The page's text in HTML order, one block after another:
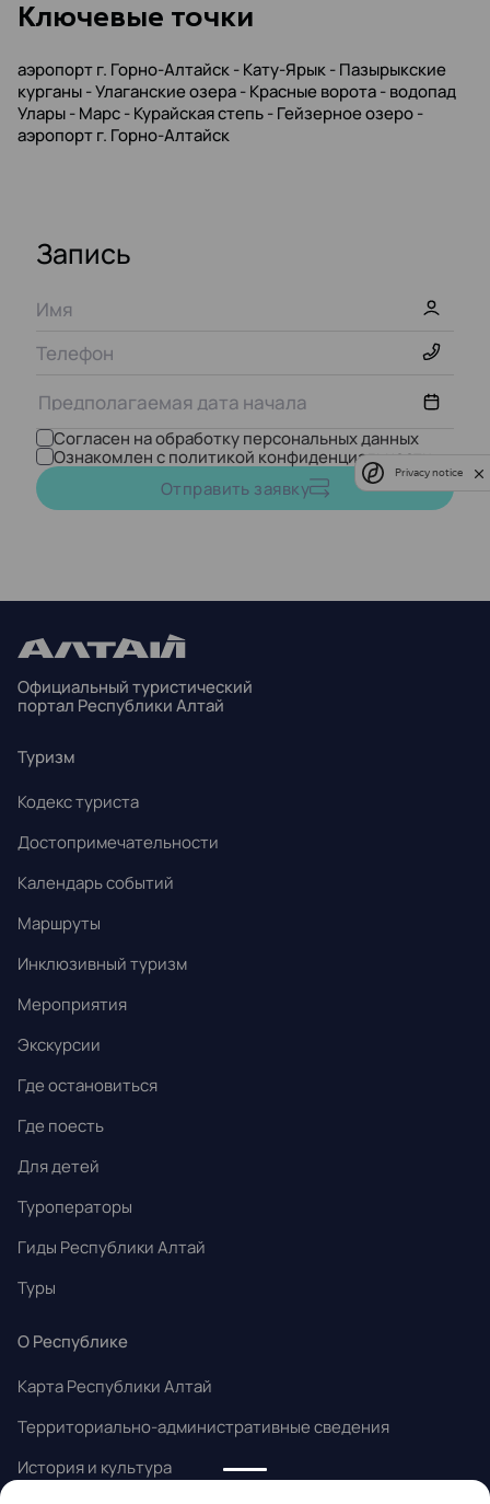
Kлючевые точки
аэропорт г. Горно-Алтайск - Кату-Ярык - Пазырыкские
курганы - Улаганские озера - Красные ворота - водопад
Улары - Марс - Курайская степь - Гейзерное озеро -
аэропорт г. Горно-Алтайск
Запись
Август, 2026
3 4
10 11 12 13
31 1 2
Согласен на обработку персональных данных
Ознакомлен с политикой конфиденциальности
Отправить заявку
Официальный туристический
портал Республики Алтай
Туризм
Кодекс туриста
Достопримечательности
Календарь событий
Маршруты
Инклюзивный туризм
Мероприятия
Экскурсии
Где остановиться
Где поесть
Для детей
Туроператоры
Гиды Республики Алтай
Туры
О Республике
Карта Республики Алтай
Территориально-административные сведения
История и культура
Privacy notice